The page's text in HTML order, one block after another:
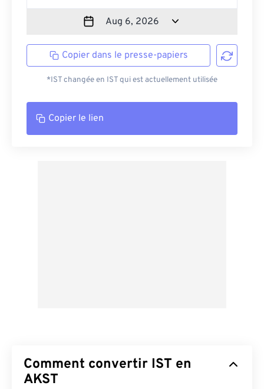
Copier dans le presse-papiers
*IST changée en IST qui est actuellement utilisée
Copier le lien
Comment convertir IST en
AKST